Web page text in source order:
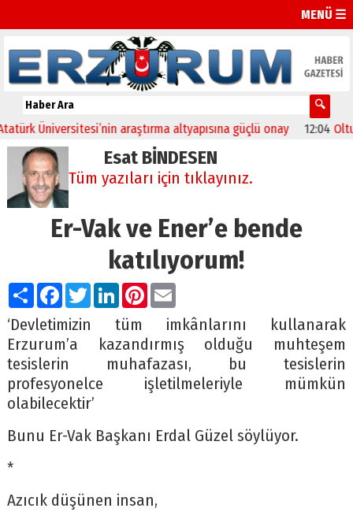
MENÜ ☰
Üniversitesi’nin araştırma altyapısına güçlü onay 12:04 Oltu’da
Esat BİNDESEN
Tüm yazıları için tıklayınız.
Er-Vak ve Ener’e bende
katılıyorum!
PaylaşFacebook
TwitterLinkedIn
Pinterest
Email
‘Devletimizin tüm imkânlarını kullanarak
Erzurum’a kazandırmış olduğu muhteşem
tesislerin muhafazası, bu tesislerin
profesyonelce işletilmeleriyle mümkün
olabilecektir’
Bunu Er-Vak Başkanı Erdal Güzel söylüyor.
*
Azıcık düşünen insan,